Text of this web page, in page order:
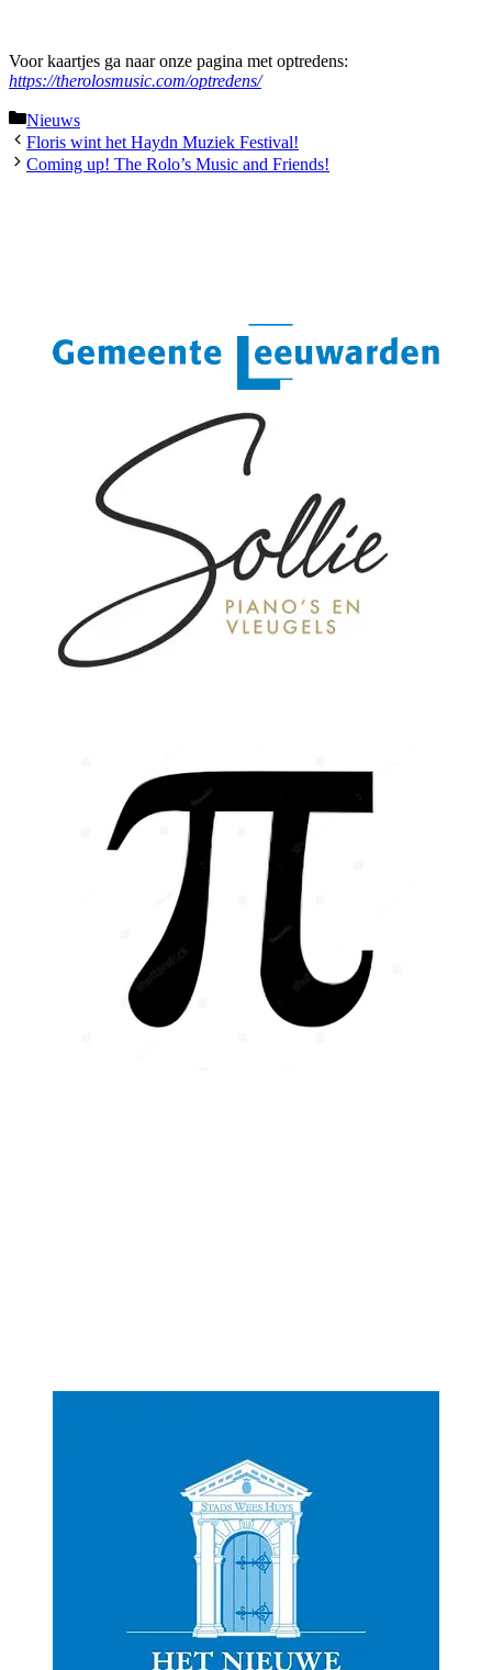
Voor kaartjes ga naar onze pagina met optredens:
https://therolosmusic.com/optredens/
Categorieën
Nieuws
Floris wint het Haydn Muziek Festival!
Coming up! The Rolo’s Music and Friends!